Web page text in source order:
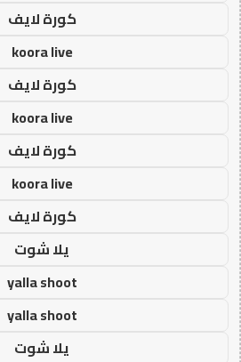
كورة لايف
koora live
كورة لايف
koora live
كورة لايف
koora live
كورة لايف
يلا شوت
yalla shoot
yalla shoot
يلا شوت